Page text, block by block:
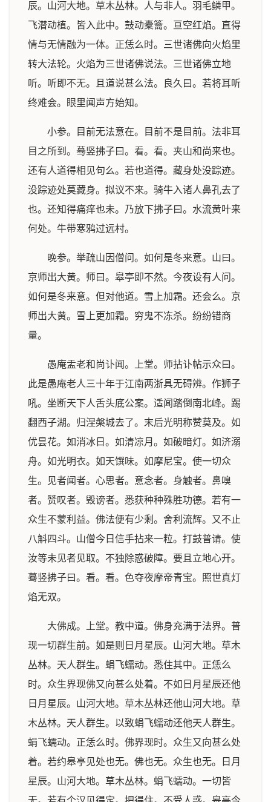
辰。山河大地。草木丛林。人与非人。羽毛鳞甲。
飞潜动植。皆入此中。鼓动橐籥。亘空红焰。直得
情与无情融为一体。正恁么时。三世诸佛向火焰里
转大法轮。火焰为三世诸佛说法。三世诸佛立地
听。听即不无。且道说甚么法。良久曰。若将耳听
终难会。眼里闻声方始知。
小参。目前无法意在。目前不是目前。法非耳
目之所到。蓦竖拂子曰。看。看。夹山和尚来也。
还有人道得相见句么。若也道得。藏身处没踪迹。
没踪迹处莫藏身。拟议不来。骑牛入诸人鼻孔去了
也。还知得痛痒也未。乃放下拂子曰。水流黄叶来
何处。牛带寒鸦过远村。
晚参。举疏山因僧问。如何是冬来意。山曰。
京师出大黄。师曰。皋亭即不然。今夜设有人问。
如何是冬来意。但对他道。雪上加霜。还会么。京
师出大黄。雪上更加霜。穷鬼不冻杀。纷纷错商
量。
愚庵盂老和尚讣闻。上堂。师拈讣帖示众曰。
此是愚庵老人三十年于江南两浙具无碍辨。作狮子
吼。坐断天下人舌头底公案。适闻踏倒南北峰。踢
翻西子湖。归涅槃城去了。末后光明称赞莫及。如
优昙花。如消冰日。如清凉月。如破暗灯。如济溺
舟。如光明衣。如天馔味。如摩尼宝。使一切众
生。见者闻者。心思者。意念者。身触者。鼻嗅
者。赞叹者。毁谤者。悉获种种殊胜功德。若有一
众生不蒙利益。佛法便有少剩。舍利流辉。又不止
八斛四斗。山僧今日信手拈来一粒。打鼓普请。使
汝等未见者见取。不独除惑破障。要且立地心开。
蓦竖拂子曰。看。看。色夺夜摩帝青宝。照世真灯
焰无双。
大佛成。上堂。教中道。佛身充满于法界。普
现一切群生前。如是则日月星辰。山河大地。草木
丛林。天人群生。蜎飞蠕动。悉住其中。正恁么
时。众生界现佛又向甚么处着。不如日月星辰还他
日月星辰。山河大地。草木丛林还他山河大地。草
木丛林。天人群生。以致蜎飞蠕动还他天人群生。
蜎飞蠕动。正恁么时。佛界现时。众生又向甚么处
着。若约皋亭见处也无。佛也无。众生也无。日月
星辰。山河大地。草木丛林。蜎飞蠕动。一切皆